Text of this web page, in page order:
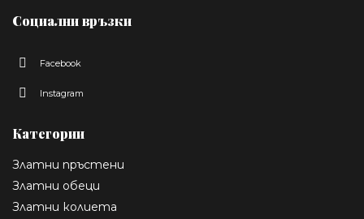
Социални връзки
Facebook
Instagram
Категории
Златни пръстени
Златни обеци
Златни колиета